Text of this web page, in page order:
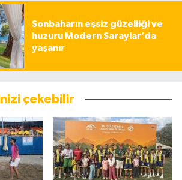
Sonbaharın eşsiz güzelliği ve
huzuru Modern Saraylar’da
yaşanır
çekebilir